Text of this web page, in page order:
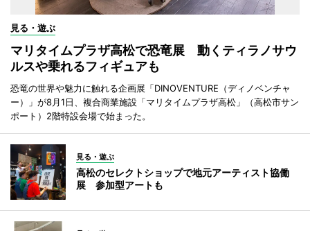
見る・遊ぶ
マリタイムプラザ高松で恐竜展 動くティラノサウ
ルスや乗れるフィギュアも
恐竜の世界や魅力に触れる企画展「DINOVENTURE（ディノベンチャ
ー）」が8月1日、複合商業施設「マリタイムプラザ高松」（高松市サン
ポート）2階特設会場で始まった。
見る・遊ぶ
高松のセレクトショップで地元アーティスト協働
展 参加型アートも